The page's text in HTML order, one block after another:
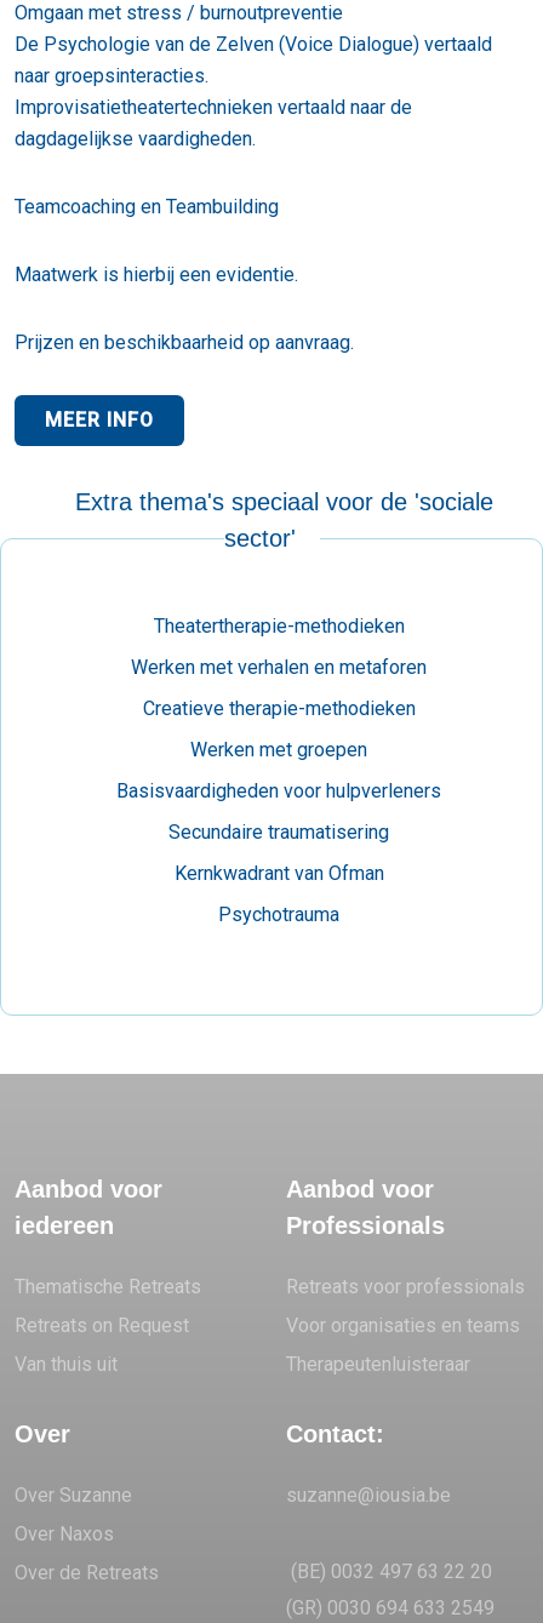
Omgaan met stress / burnoutpreventie
De Psychologie van de Zelven (Voice Dialogue) vertaald
naar groepsinteracties.
Improvisatietheatertechnieken vertaald naar de
dagdagelijkse vaardigheden.
Teamcoaching en Teambuilding
Maatwerk is hierbij een evidentie.
Prijzen en beschikbaarheid op aanvraag.
MEER INFO
Extra thema's speciaal voor de 'sociale
sector'
Theatertherapie-methodieken
Werken met verhalen en metaforen
Creatieve therapie-methodieken
Werken met groepen
Basisvaardigheden voor hulpverleners
Secundaire traumatisering
Kernkwadrant van Ofman
Psychotrauma
Aanbod voor
iedereen
Thematische Retreats
Retreats on Request
Van thuis uit
Aanbod voor
Professionals
Retreats voor professionals
Voor organisaties en teams
Therapeutenluisteraar
Over
Over Suzanne
Over Naxos
Over de Retreats
Contact:
suzanne@iousia.be
(BE) 0032 497 63 22 20
(GR) 0030 694 633 2549